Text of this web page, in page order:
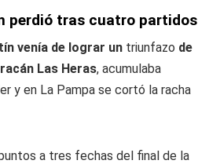
perdió tras cuatro partidos
venía de lograr un triunfazo de
Las Heras, acumulaba
y en La Pampa se cortó la racha
a tres fechas del final de la